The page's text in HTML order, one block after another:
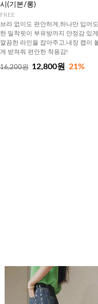
시(기본/롱)
FREE
브라 없이도 편안하게,하나만 입어
한 밀착핏이 부유방까지 안정감 있
깔끔한 라인을 잡아주고,내장 캡이
게 받쳐줘 편안한 착용감!
16,200원 12,800원 21%